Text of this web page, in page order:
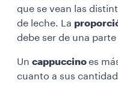
que se vean las
de leche. La
debe ser de una
Un cappuccinoes
cuanto a sus